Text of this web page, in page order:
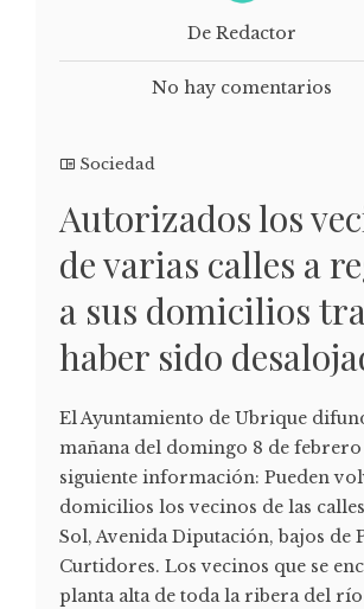
De Redactor
No hay comentarios
Sociedad
Autorizados los
de varias calles a
a sus domicilios
haber sido
El Ayuntamiento de Ubrique
mañana del domingo 8 de febrero
siguiente información: Pueden
domicilios los vecinos de las
Sol, Avenida Diputación, bajos de
Curtidores. Los vecinos que se
planta alta de toda la ribera del